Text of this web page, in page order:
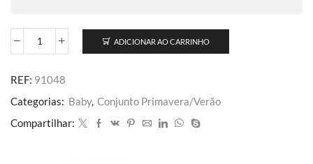
ADICIONAR AO CARRINHO
REF: 91048
Categorias: Baby, Conjunto Primavera/Verão
Compartilhar: